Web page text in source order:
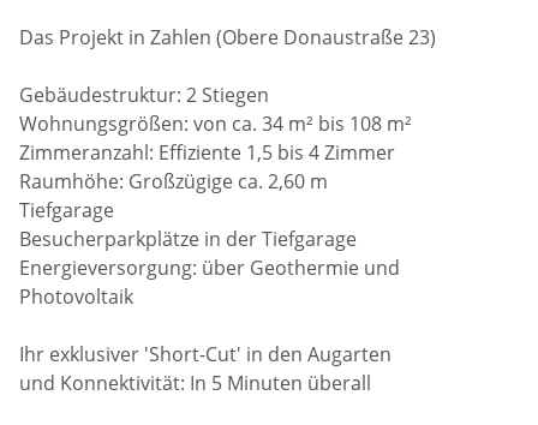
Das Projekt in Zahlen (Obere Donaustraße 23)
Gebäudestruktur: 2 Stiegen
Wohnungsgrößen: von ca. 34 m² bis 108 m²
Zimmeranzahl: Effiziente 1,5 bis 4 Zimmer
Raumhöhe: Großzügige ca. 2,60 m
Tiefgarage
Besucherparkplätze in der Tiefgarage
Energieversorgung: über Geothermie und
Photovoltaik
Ihr exklusiver 'Short-Cut' in den Augarten
und Konnektivität: In 5 Minuten überall